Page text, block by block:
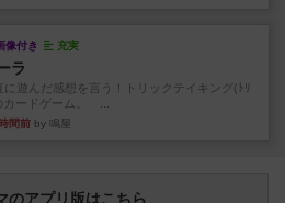
像付き 充実
ラ
に遊んだ感想を言う！トリックテイキング(ﾄﾘ
カードゲーム。 ...
間前 by 鳴屋
のアプリ版はこちら